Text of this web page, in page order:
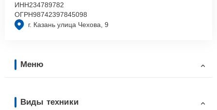
г. Казань улица Чехова, 9
ИНН234789782
ОГРН98742397845098
Меню
Виды техники